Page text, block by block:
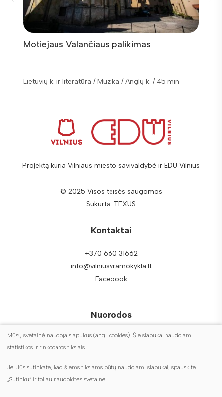
Motiejaus Valančiaus palikimas
Lietuvių k. ir literatūra / Muzika / Anglų k. / 45 min
Projektą kuria Vilniaus miesto savivaldybė ir EDU Vilnius
© 2025 Visos teisės saugomos
Sukurta: TEXUS
Kontaktai
+370 660 31662
info@vilniusyramokykla.lt
Facebook
Nuorodos
DUK
Duomenų apsauga
Turite klausimų?
Mūsų svetainė naudoja slapukus (angl. cookies). Šie slapukai naudojami
statistikos ir rinkodaros tikslais.
Jei Jūs sutinkate, kad šiems tikslams būtų naudojami slapukai, spauskite
„Sutinku“ ir toliau naudokitės svetaine.